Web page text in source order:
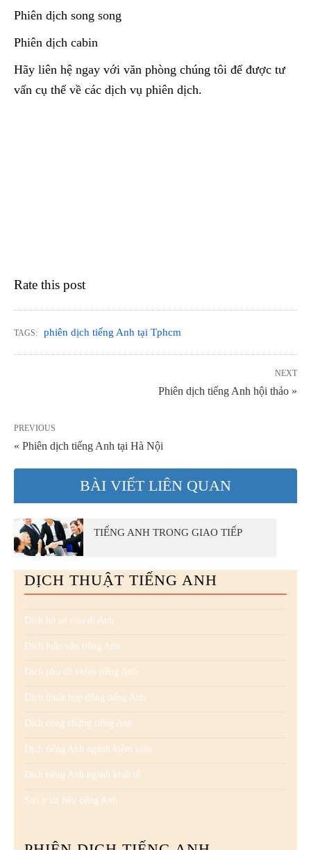
Phiên dịch song song
Phiên dịch cabin
Hãy liên hệ ngay với văn phòng chúng tôi để được tư
vấn cụ thể về các dịch vụ phiên dịch.
Rate this post
TAGS: phiên dịch tiếng Anh tại Tphcm
NEXT
Phiên dịch tiếng Anh hội thảo »
PREVIOUS
« Phiên dịch tiếng Anh tại Hà Nội
BÀI VIẾT LIÊN QUAN
TIẾNG ANH TRONG GIAO TIẾP
DỊCH THUẬT TIẾNG ANH
Dịch hồ sơ visa đi Anh
Dịch luận văn tiếng Anh
Dịch phụ đề video tiếng Anh
Dịch thuật hợp đồng tiếng Anh
Dịch công chứng tiếng Anh
Dịch tiếng Anh ngành kiểm toán
Dịch tiếng Anh ngành kinh tế
Sao y tài liệu tiếng Anh